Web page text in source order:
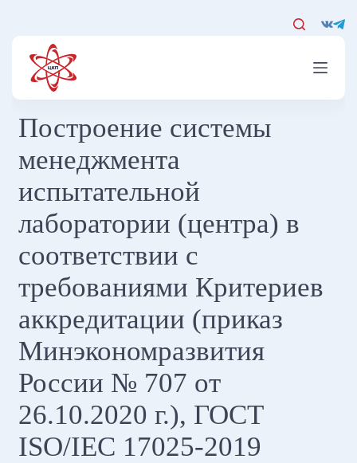
Построение системы
менеджмента
испытательной
лаборатории (центра) в
соответствии с
требованиями Критериев
аккредитации (приказ
Минэкономразвития
России № 707 от
26.10.2020 г.), ГОСТ
ISO/IEC 17025-2019